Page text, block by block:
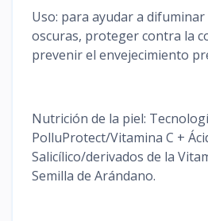
Uso: para ayudar a difuminar
oscuras, proteger contra la
prevenir el envejecimiento
Nutrición de la piel:
PolluProtect/Vitamina C +
Salicílico/derivados de la
Semilla de Arándano.